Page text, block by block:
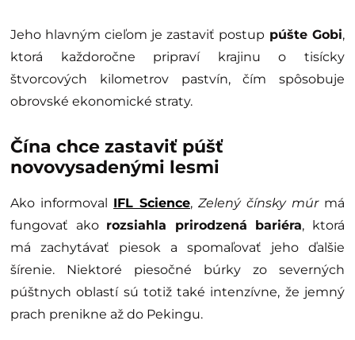
Jeho hlavným cieľom je zastaviť postup púšte Gobi,
ktorá každoročne pripraví krajinu o tisícky
štvorcových kilometrov pastvín, čím spôsobuje
obrovské ekonomické straty.
Čína chce zastaviť púšť
novovysadenými lesmi
Ako informoval IFL Science, Zelený čínsky múrmá
fungovať ako rozsiahla prirodzená bariéra, ktorá
má zachytávať piesok a spomaľovať jeho ďalšie
šírenie. Niektoré piesočné búrky zo severných
púštnych oblastí sú totiž také intenzívne, že jemný
prach prenikne až do Pekingu.